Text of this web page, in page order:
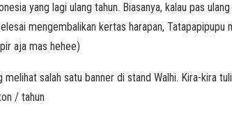
yang lagi ulang tahun. Biasanya, kalau pas
mengembalikan kertas harapan, Tatapapipupu
aja mas hehee)
salah satu banner di stand Walhi. Kira-kira
/ tahun